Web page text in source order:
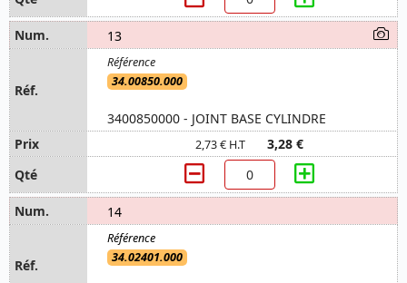
13
34.00850.000
3400850000 - JOINT BASE CYLINDRE
2,73 € H.T 3,28 €
14
34.02401.000